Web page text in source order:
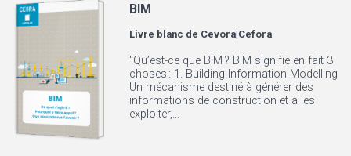
BIM
Livre blanc de Cevora|Cefora
"Qu’est-ce que BIM ? BIM signifie en fait 3
choses : 1. Building Information Modelling
Un mécanisme destiné à générer des
informations de construction et à les
exploiter,...